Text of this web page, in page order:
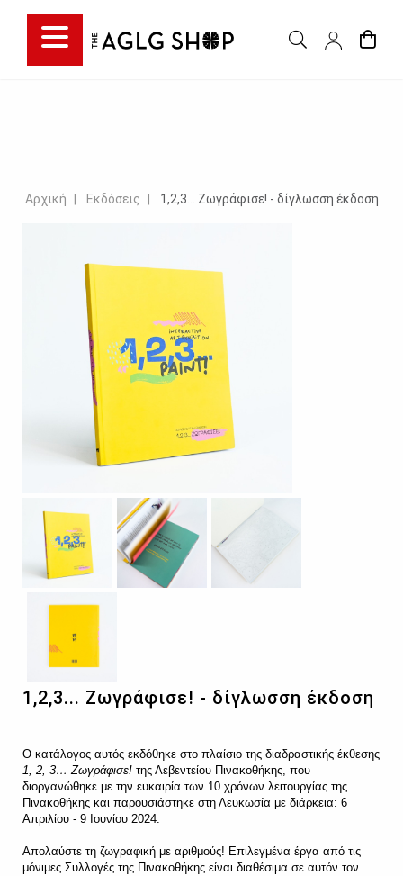
Αρχική Εκδόσεις 1,2,3... Ζωγράφισε! - δίγλωσση έκδοση
1,2,3... Ζωγράφισε! - δίγλωσση έκδοση
O κατάλογος αυτός εκδόθηκε στο πλαίσιο της διαδραστικής έκθεσης
1, 2, 3… Ζωγράφισε! της Λεβεντείου Πινακοθήκης, που
διοργανώθηκε με την ευκαιρία των 10 χρόνων λειτουργίας της
Πινακοθήκης και παρουσιάστηκε στη Λευκωσία με διάρκεια: 6
Απριλίου - 9 Ιουνίου 2024.
Απολαύστε τη ζωγραφική με αριθμούς! Επιλεγμένα έργα από τις
μόνιμες Συλλογές της Πινακοθήκης είναι διαθέσιμα σε αυτόν τον